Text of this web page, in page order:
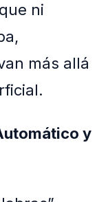
ni
más allá
y